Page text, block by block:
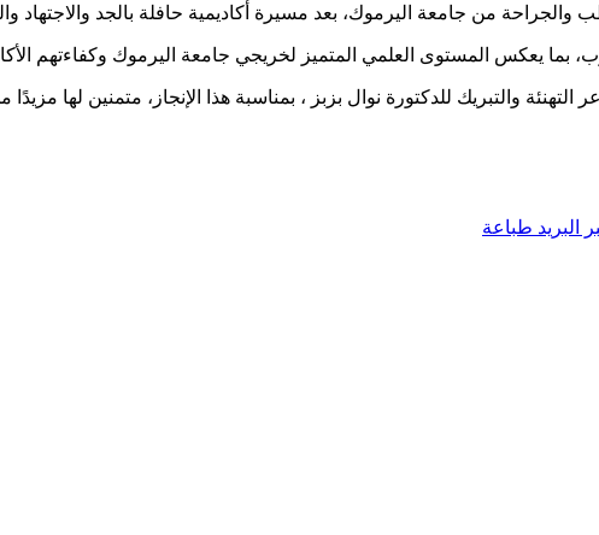
من جامعة اليرموك، بعد مسيرة أكاديمية حافلة بالجد والاجتهاد
بما يعكس المستوى العلمي المتميز لخريجي جامعة اليرموك وكفاءتهم
والتبريك للدكتورة نوال بزبز ، بمناسبة هذا الإنجاز، متمنين لها
البريد طباعة